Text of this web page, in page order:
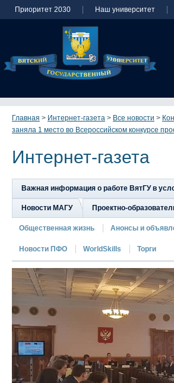
Приоритет 2030 Наш университет
Главная > Интернет-газета > Все новости >
заняла 1 место во Всероссийском конкурсе
Интернет-газета
Важная информация о работе ВятГУ в
Новости МАГУ Проектно-
Общественная жизнь Анонсы и
Новости ПФО WorldSkills Торги